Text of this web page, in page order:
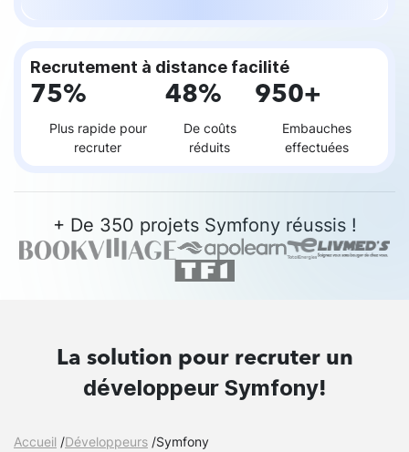
Recrutement à distance facilité
75%
Plus rapide pour
recruter
48%
De coûts
réduits
950+
Embauches
effectuées
+ De 350 projets Symfony réussis !
La solution pour recruter un
développeur Symfony!
Accueil /Développeurs /Symfony